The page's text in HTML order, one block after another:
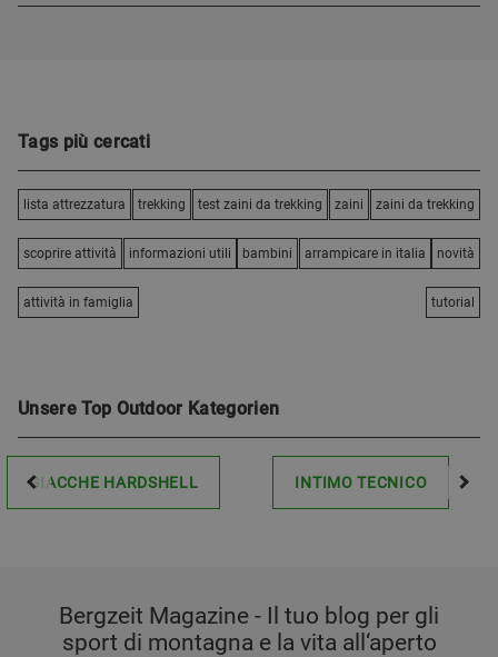
Tags più cercati
lista attrezzatura trekking test zaini da trekking zaini zaini da trekking
scoprire attività informazioni utili bambini arrampicare in italia novità
attività in famiglia tutorial
Unsere Top Outdoor Kategorien
GIACCHE HARDSHELL INTIMO TECNICO
Bergzeit Magazine - Il tuo blog per gli
sport di montagna e la vita all‘aperto